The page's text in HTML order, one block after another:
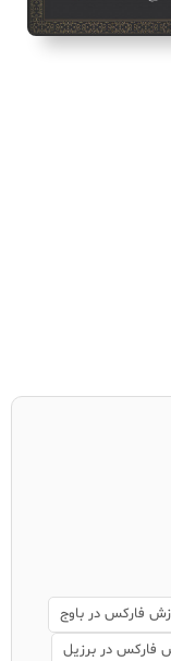
فارکس در باوج
فارکس در برزیل